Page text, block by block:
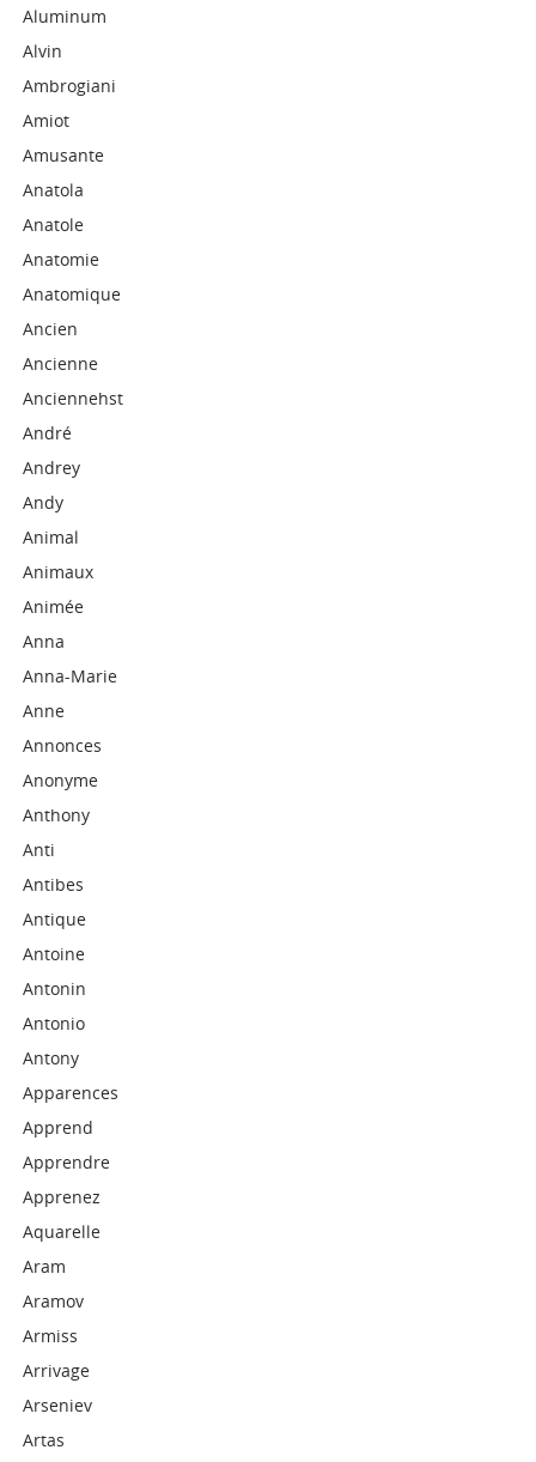
Aluminum
Alvin
Ambrogiani
Amiot
Amusante
Anatola
Anatole
Anatomie
Anatomique
Ancien
Ancienne
Anciennehst
André
Andrey
Andy
Animal
Animaux
Animée
Anna
Anna-Marie
Anne
Annonces
Anonyme
Anthony
Anti
Antibes
Antique
Antoine
Antonin
Antonio
Antony
Apparences
Apprend
Apprendre
Apprenez
Aquarelle
Aram
Aramov
Armiss
Arrivage
Arseniev
Artas